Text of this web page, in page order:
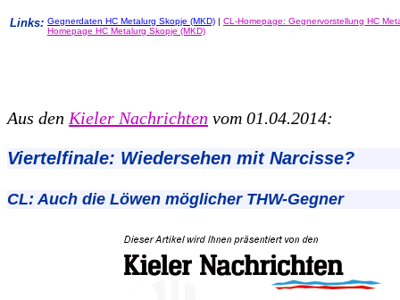
Links: Gegnerdaten HC Metalurg Skopje (MKD)
CL-Homepage: Gegnervorstellung HC
Homepage HC Metalurg Skopje (MKD)
Aus den Kieler Nachrichten vom 01.04.2014:
Viertelfinale: Wiedersehen mit Narcisse?
CL: Auch die Löwen möglicher THW-Gegner